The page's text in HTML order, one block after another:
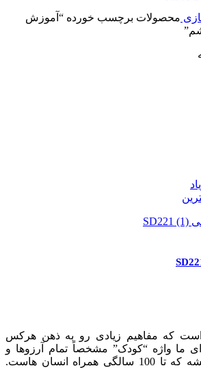
محصولات برچسب خورده “آموزش
است که مفاهیم زیادی رو به ذهن هرکس
ما واژه “کودک” مشخصاً تمام آرزوها و
انسان هاست.